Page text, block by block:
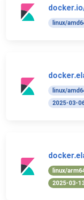
linux/
linux/
2025-03-
linux/
2025-03-